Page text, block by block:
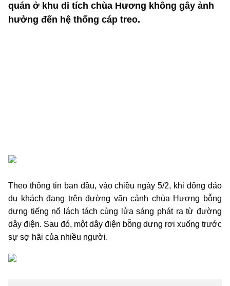
quán ở khu di tích chùa Hương không gây ảnh
hưởng đến hệ thống cáp treo.
Theo thông tin ban đầu, vào chiều ngày 5/2, khi đông đảo
du khách đang trên đường vãn cảnh chùa Hương bỗng
dưng tiếng nổ lách tách cùng lửa sáng phát ra từ đường
dây điện. Sau đó, một dây điện bỗng dưng rơi xuống trước
sự sợ hãi của nhiều người.